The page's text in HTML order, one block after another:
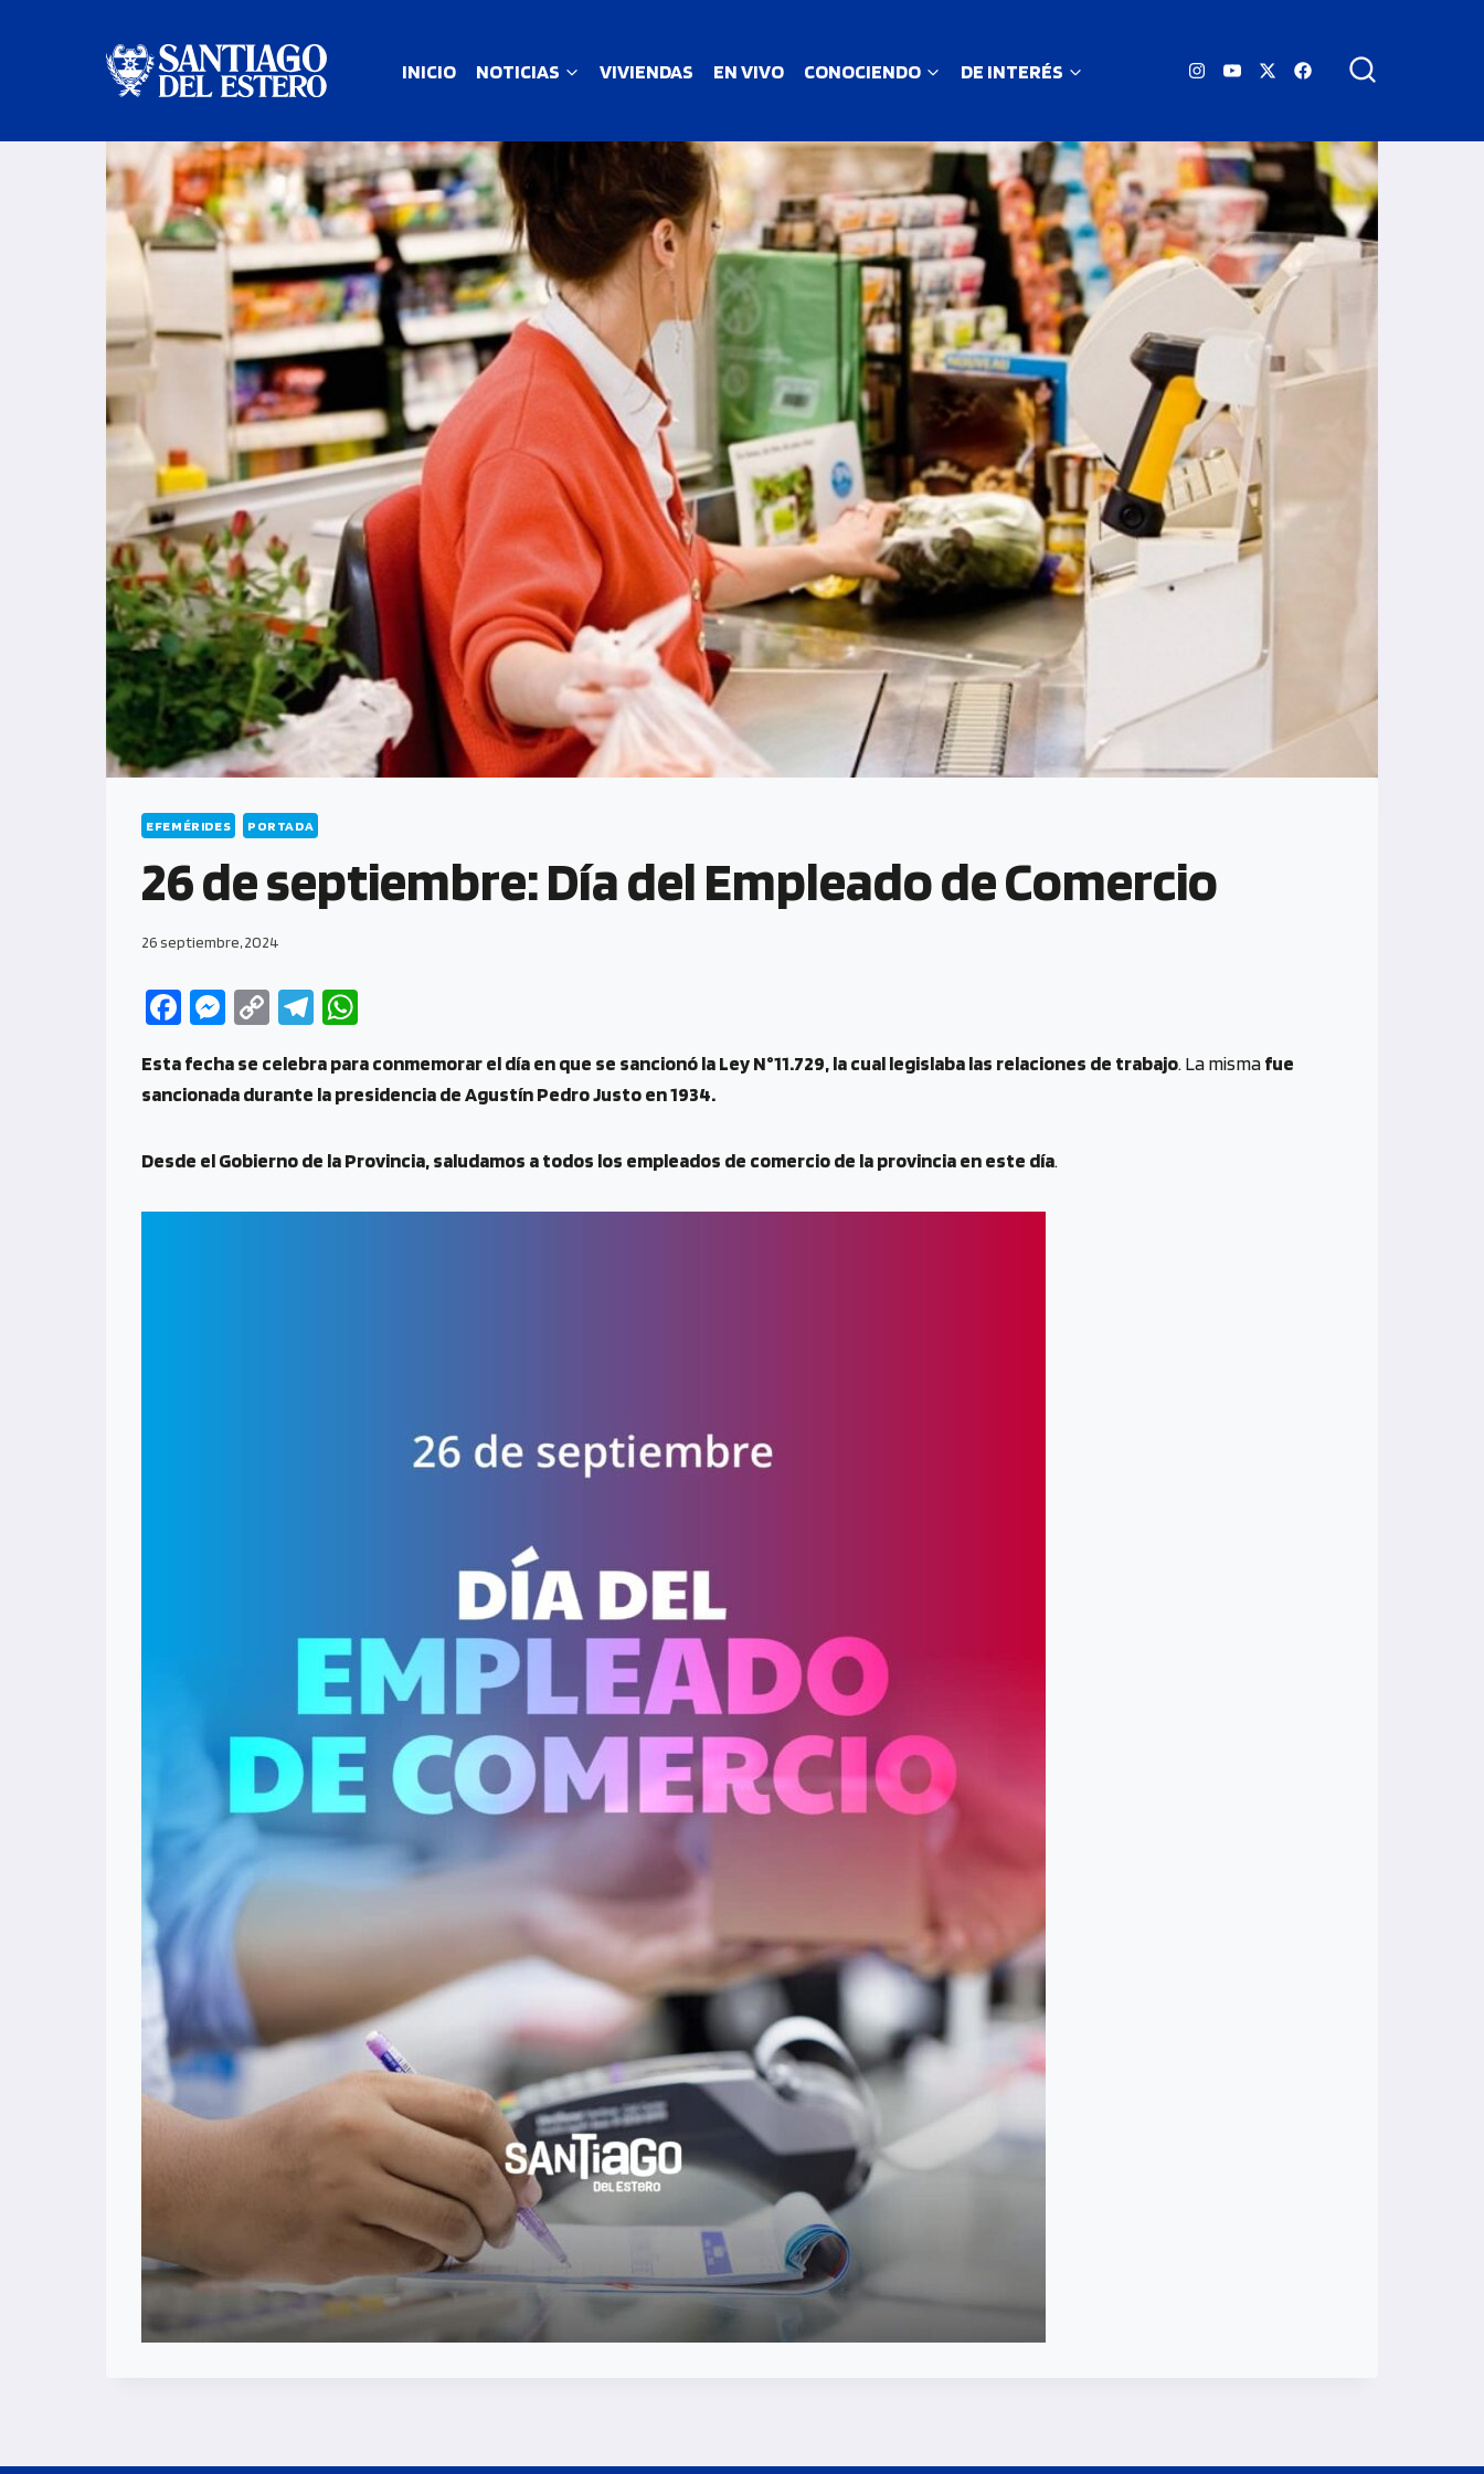
INICIO NOTICIAS VIVIENDAS EN VIVO CONOCIENDO DE INTERÉS
EFEMÉRIDES PORTADA
26 de septiembre: Día del Empleado de Comercio
26 septiembre, 2024
Fa
b
o
o
M
se
n
g
C
py
Li
n
Te
gr
a
m
at
s
A
p
Esta fecha se celebra para conmemorar el día en que se sancionó la Ley N°11.729, la cual legislaba las relaciones de trabajo. La mismafue
sancionada durante la presidencia de Agustín Pedro Justo en 1934.
Desde el Gobierno de la Provincia, saludamos a todos los empleados de comercio de la provincia en este día.